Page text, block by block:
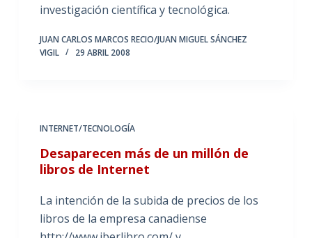
investigación científica y tecnológica.
JUAN CARLOS MARCOS RECIO/JUAN MIGUEL SÁNCHEZ
VIGIL
29 ABRIL 2008
INTERNET/TECNOLOGÍA
Desaparecen más de un millón de
libros de Internet
La intención de la subida de precios de los
libros de la empresa canadiense